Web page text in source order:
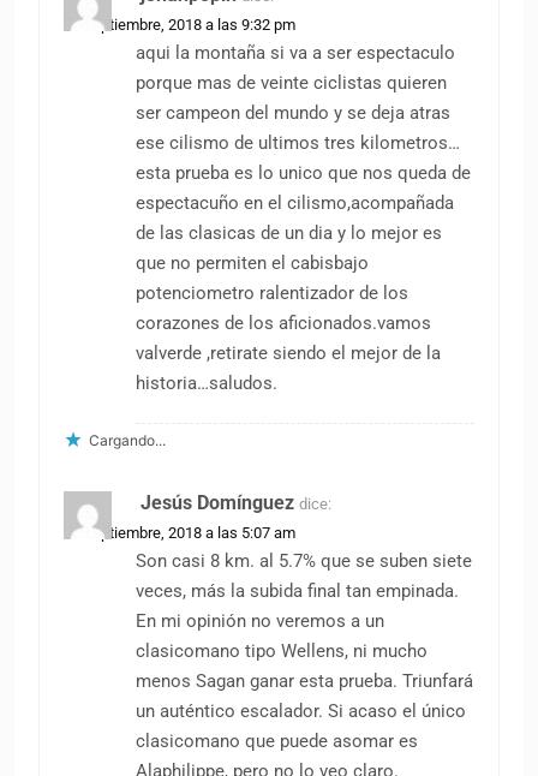
27 septiembre, 2018 a las 9:32 pm
aqui la montaña si va a ser espectaculo
porque mas de veinte ciclistas quieren
ser campeon del mundo y se deja atras
ese cilismo de ultimos tres kilometros…
esta prueba es lo unico que nos queda de
espectacuño en el cilismo,acompañada
de las clasicas de un dia y lo mejor es
que no permiten el cabisbajo
potenciometro ralentizador de los
corazones de los aficionados.vamos
valverde ,retirate siendo el mejor de la
historia…saludos.
Cargando...
Jesús Domínguez dice:
28 septiembre, 2018 a las 5:07 am
Son casi 8 km. al 5.7% que se suben siete
veces, más la subida final tan empinada.
En mi opinión no veremos a un
clasicomano tipo Wellens, ni mucho
menos Sagan ganar esta prueba. Triunfará
un auténtico escalador. Si acaso el único
clasicomano que puede asomar es
Alaphilippe, pero no lo veo claro.